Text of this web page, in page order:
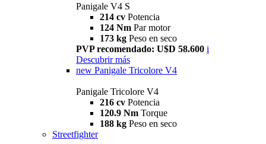
Panigale V4 S
214 cv Potencia
124 Nm Par motor
173 kg Peso en seco
PVP recomendado: U$D 58.600 i
Descubrir más
new Panigale Tricolore V4
Panigale Tricolore V4
216 cv Potencia
120.9 Nm Torque
188 kg Peso en seco
Streetfighter